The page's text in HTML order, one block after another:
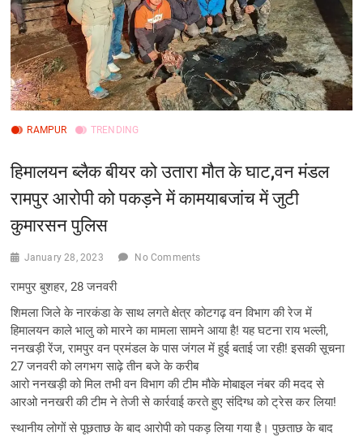
RAMPUR TRENDING
हिमालयन ब्लैक बीयर को उतारा मौत के घाट,वन मंडल
रामपुर आरोपी को पकड़ने में कामयाबजांच में जुटी
कुमारसन पुलिस
January 28, 2023 No Comments
रामपुर बुशहर, 28 जनवरी
शिमला जिले के नारकंडा के साथ लगते क्षेत्र कोटगढ़ वन विभाग की रेज में
हिमालयन काले भालु को मारने का मामला सामने आया है! यह घटना राय भल्ली,
ननखड़ी रेंज, रामपुर वन प्रमंडल के पास जंगल में हुई बताई जा रही! इसकी सूचना
27 जनवरी को लगभग साढ़े तीन बजे के करीब
आरो ननखड़ी को मिल तभी वन विभाग की टीम मौके मोबाइल नंबर की मदद से
आरओ ननखरी की टीम ने तेजी से कार्रवाई करते हुए संदिग्ध को ट्रेस कर लिया!
स्थानीय लोगों से पूछताछ के बाद आरोपी को पकड़ लिया गया है। पुछताछ के बाद